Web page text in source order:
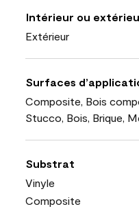
Intérieur ou
Extérieur
Surfaces
Composite, Bois
Stucco, Bois, Brique,
Substrat
Vinyle
Composite